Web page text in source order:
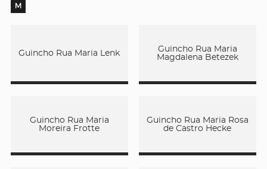
M
Guincho Rua Maria Lenk
Guincho Rua Maria
Magdalena Betezek
Guincho Rua Maria
Moreira Frotte
Guincho Rua Maria Rosa
de Castro Hecke